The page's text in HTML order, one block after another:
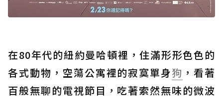
在80年代的紐約曼哈頓裡，住滿形形色色的
各式動物，空蕩公寓裡的寂寞單身狗 ，看著
百般無聊的電視節目，吃著索然無味的微波